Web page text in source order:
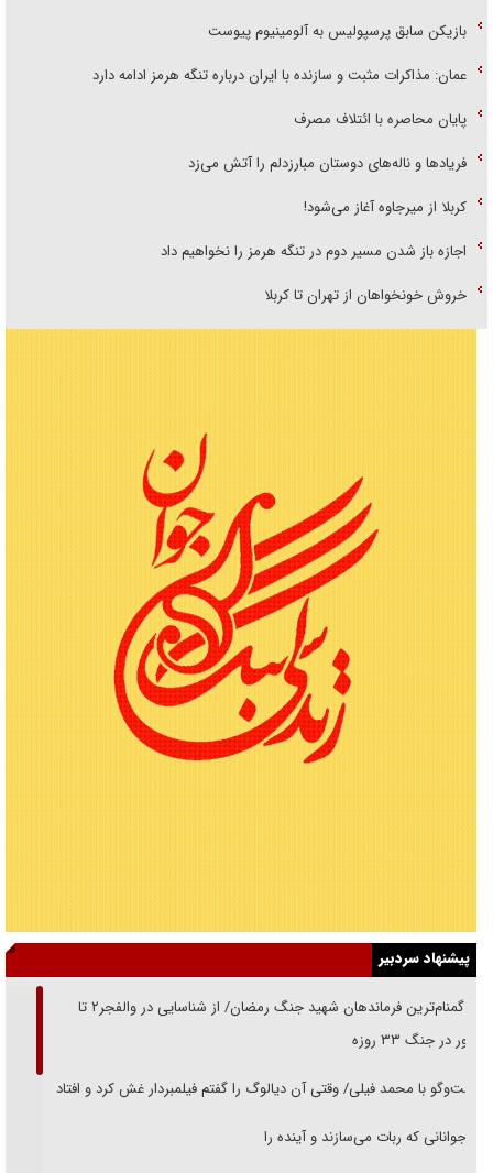
بازیکن سابق پرسپولیس به آلومینیوم پیوست
عمان: مذاکرات مثبت و سازنده با ایران درباره تنگه هرمز ادامه دارد
پایان محاصره با ائتلاف مصرف
فریاد‌ها و ناله‌های دوستان مبارزدلم را آتش می‌زد
کربلا از میرجاوه آغاز می‌شود!
اجازه باز شدن مسیر دوم در تنگه هرمز را نخواهیم داد
خروش خونخواهان از تهران تا کربلا
پیشنهاد سردبیر
از گمنام‌ترین فرماندهان شهید جنگ رمضان/ از شناسایی در والفجر۲ تا
حضور در جنگ ۳۳ روزه
گفت‌وگو با محمد فیلی/ وقتی آن دیالوگ را گفتم فیلمبردار غش کرد و افتاد
نوجوانانی که ربات می‌سازند و آینده را